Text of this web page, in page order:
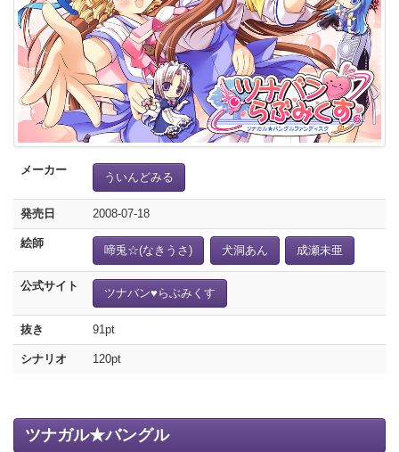
メーカー
ういんどみる
発売日 2008-07-18
絵師
啼兎☆(なきうさ) 犬洞あん 成瀬未亜
公式サイト
ツナバン♥らぶみくす
抜き 91pt
シナリオ 120pt
ツナガル★バングル